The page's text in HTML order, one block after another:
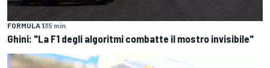
FORMULA 135 min
Ghini: "La F1 degli algoritmi combatte il mostro invisibile"